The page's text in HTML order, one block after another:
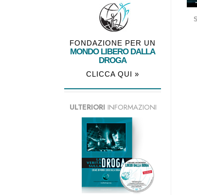
FONDAZIONE PER UN
MONDO LIBERO DALLA
DROGA
CLICCA QUI »
ULTERIORIINFORMAZIONI